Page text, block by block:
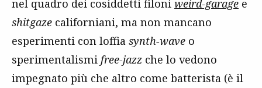
nel quadro dei cosiddetti filoni weird-garage e
shitgaze californiani, ma non mancano
esperimenti con loffia synth-wave o
sperimentalismi free-jazz che lo vedono
impegnato più che altro come batterista (è il